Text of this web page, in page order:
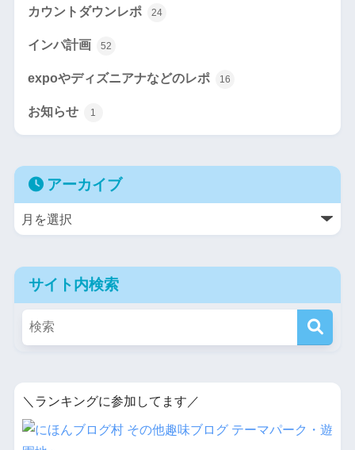
カウントダウンレポ 24
インパ計画 52
expoやディズニアナなどのレポ 16
お知らせ 1
アーカイブ
サイト内検索
＼ランキングに参加してます／